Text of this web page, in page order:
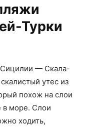
Турки
Сицилии — Скала-
утес из
похож на слои
море. Слои
ходить,